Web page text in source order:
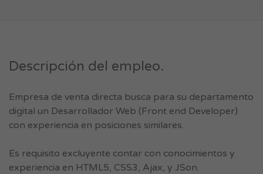
Descripción del empleo.
Empresa de venta directa busca para su departamento
digital un Desarrollador Web (Front end Developer)
con experiencia en posiciones similares.
Es requisito excluyente contar con conocimientos y
experiencia en HTML5, CSS3, Ajax, y JSon.